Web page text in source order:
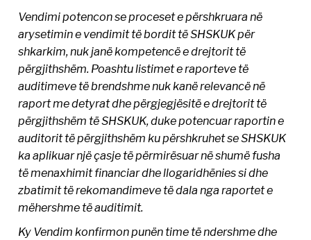
Vendimi potencon se proceset e përshkruara në
arysetimin e vendimit të bordit të SHSKUK për
shkarkim, nuk janë kompetencë e drejtorit të
përgjithshëm. Poashtu listimet e raporteve të
auditimeve të brendshme nuk kanë relevancë në
raport me detyrat dhe përgjegjësitë e drejtorit të
përgjithshëm të SHSKUK, duke potencuar raportin e
auditorit të përgjithshëm ku përshkruhet se SHSKUK
ka aplikuar një çasje të përmirësuar në shumë fusha
të menaxhimit financiar dhe llogaridhënies si dhe
zbatimit të rekomandimeve të dala nga raportet e
mëhershme të auditimit.
Ky Vendim konfirmon punën time të ndershme dhe